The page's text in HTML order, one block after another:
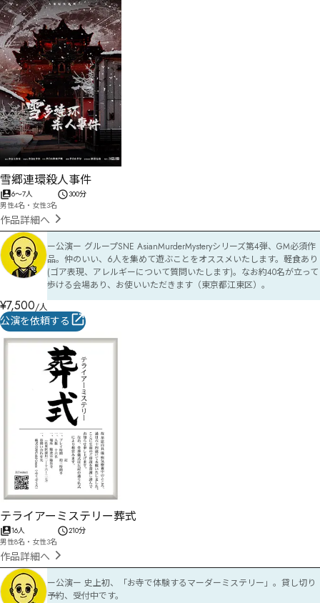
雪郷連環殺人事件
6〜7人
男性4名・女性3名
300分
作品詳細へ
ー公演ー グループSNE AsianMurderMysteryシリーズ第4弾、GM必須作
品。仲のいい、6人を集めて遊ぶことをオススメいたします。軽食あり
(ゴア表現、アレルギーについて質問いたします)。なお約40名が立って
歩ける会場あり、お使いいただきます（東京都江東区）。
¥7,500/人
公演を依頼する
テライアーミステリー葬式
16人
男性8名・女性3名
210分
作品詳細へ
ー公演ー 史上初、「お寺で体験するマーダーミステリー」。貸し切り
予約、受付中です。